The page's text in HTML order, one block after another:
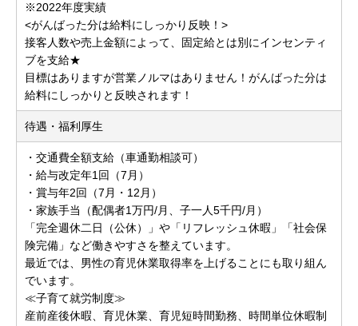
※2022年度実績
<がんばった分は給料にしっかり反映！>
接客人数や売上金額によって、固定給とは別にインセンティ
ブを支給★
目標はありますが営業ノルマはありません！がんばった分は
給料にしっかりと反映されます！
待遇・福利厚生
・交通費全額支給（車通勤相談可）
・給与改定年1回（7月）
・賞与年2回（7月・12月）
・家族手当（配偶者1万円/月、子一人5千円/月）
「完全週休二日（公休）」や「リフレッシュ休暇」「社会保
険完備」など働きやすさを整えています。
最近では、男性の育児休業取得率を上げることにも取り組ん
でいます。
≪子育て就労制度≫
産前産後休暇、育児休業、育児短時間勤務、時間単位休暇制